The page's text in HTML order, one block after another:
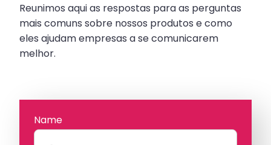
Reunimos aqui as respostas para as perguntas
mais comuns sobre nossos produtos e como
eles ajudam empresas a se comunicarem
melhor.
Name